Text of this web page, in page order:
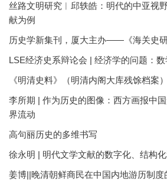
丝路文明研究︱邱轶皓：明代的中亚视
献为例
历史学新集刊，厦大主办——《海关史
LSE经济史系辩论会 | 经济学的问题：
《明清史料》（明清内阁大库残馀档案）
李所期 | 作为历史的图像：西方画报中
界流动
高句丽历史的多维书写
徐永明 | 明代文学文献的数字化、结构
姜博||晚清朝鲜商民在中国内地游历制度